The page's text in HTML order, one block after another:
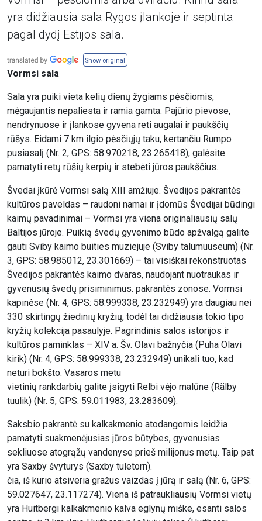
yra didžiausia sala Rygos įlankoje ir septinta
pagal dydį Estijos sala.
Show original
Vormsi sala
Sala yra puiki vieta kelių dienų žygiams pėsčiomis,
mėgaujantis nepaliesta ir ramia gamta. Pajūrio pievose,
nendrynuose ir įlankose gyvena reti augalai ir paukščių
rūšys. Eidami 7 km ilgio pėsčiųjų taku, kertančiu Rumpo
pusiasalį (Nr. 2, GPS: 58.970218, 23.265418), galėsite
pamatyti retų rūšių kerpių ir stebėti jūros paukščius.
Švedai įkūrė Vormsi salą XIII amžiuje. Švedijos pakrantės
kultūros paveldas – raudoni namai ir įdomūs Švedijai būdingi
kaimų pavadinimai – Vormsi yra viena originaliausių salų
Baltijos jūroje. Puikią švedų gyvenimo būdo apžvalgą galite
gauti Sviby kaimo buities muziejuje (Sviby talumuuseum) (Nr.
3, GPS: 58.985012, 23.301669) – tai visiškai rekonstruotas
Švedijos pakrantės kaimo dvaras, naudojant nuotraukas ir
gyvenusių švedų prisiminimus. pakrantės zonose. Vormsi
kapinėse (Nr. 4, GPS: 58.999338, 23.232949) yra daugiau nei
330 skirtingų žiedinių kryžių, todėl tai didžiausia tokio tipo
kryžių kolekcija pasaulyje. Pagrindinis salos istorijos ir
kultūros paminklas – XIV a. Šv. Olavi bažnyčia (Püha Olavi
kirik) (Nr. 4, GPS: 58.999338, 23.232949) unikali tuo, kad
neturi bokšto. Vasaros metu
vietinių rankdarbių galite įsigyti Relbi vėjo malūne (Rälby
tuulik) (Nr. 5, GPS: 59.011983, 23.283609).
Saksbio pakrantė su kalkakmenio atodangomis leidžia
pamatyti suakmenėjusias jūros būtybes, gyvenusias
sekliuose atogrąžų vandenyse prieš milijonus metų. Taip pat
yra Saxby švyturys (Saxby tuletorn).
čia, iš kurio atsiveria gražus vaizdas į jūrą ir salą (Nr. 6, GPS:
59.027647, 23.117274). Viena iš patraukliausių Vormsi vietų
yra Huitbergi kalkakmenio kalva eglynų miške, esanti salos